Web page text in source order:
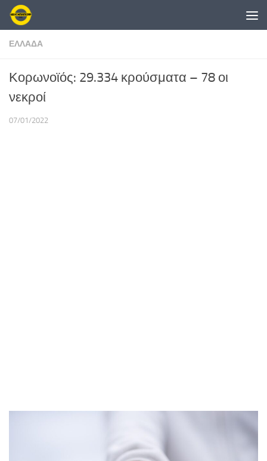
Skip to content
ΕΛΛΑΔΑ
Κορωνοϊός: 29.334 κρούσματα – 78 οι
νεκροί
07/01/2022